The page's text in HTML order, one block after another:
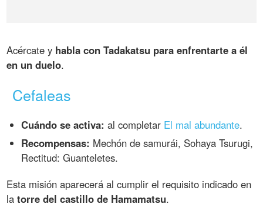
Acércate y habla con Tadakatsu para enfrentarte a él
en un duelo.
Cefaleas
Cuándo se activa: al completar El mal abundante.
Recompensas: Mechón de samurái, Sohaya Tsurugi,
Rectitud: Guanteletes.
Esta misión aparecerá al cumplir el requisito indicado en
latorre del castillo de Hamamatsu.